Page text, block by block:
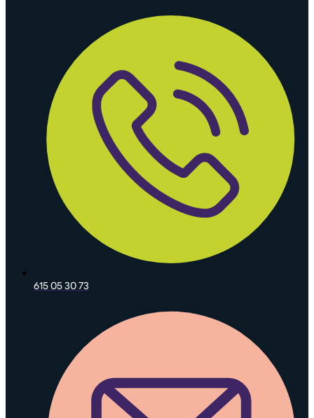
615 05 30 73